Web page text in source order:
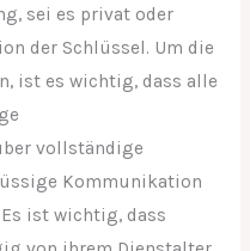
sei es privat oder
der Schlüssel. Um die
ist es wichtig, dass alle
vollständige
Kommunikation
ist wichtig, dass